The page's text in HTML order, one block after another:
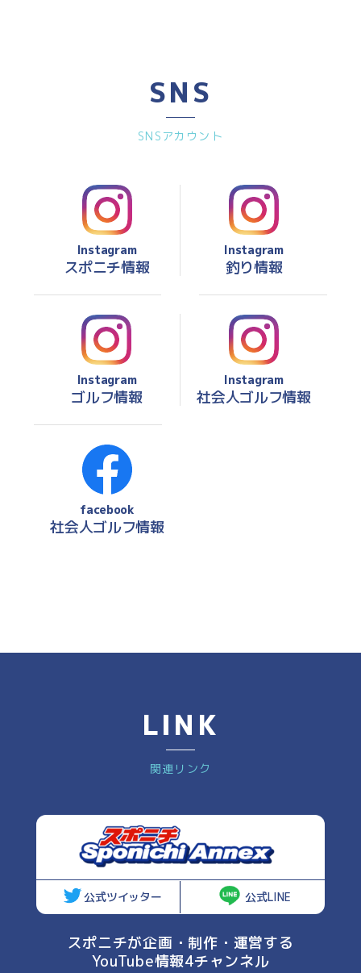
SNS
SNSアカウント
Instagram
スポニチ情報
Instagram
釣り情報
Instagram
ゴルフ情報
Instagram
社会人ゴルフ情報
facebook
社会人ゴルフ情報
LINK
関連リンク
公式ツイッター 公式LINE
スポニチが企画・制作・運営する
YouTube情報4チャンネル